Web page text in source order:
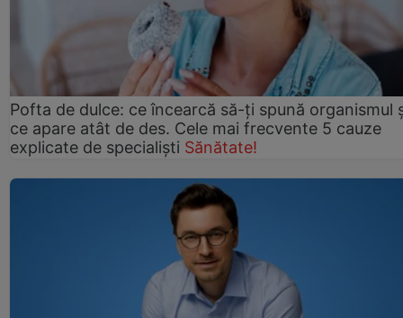
Pofta de dulce: ce încearcă să-ți spună organismul
ce apare atât de des. Cele mai frecvente 5 cauze
explicate de specialiști Sănătate!